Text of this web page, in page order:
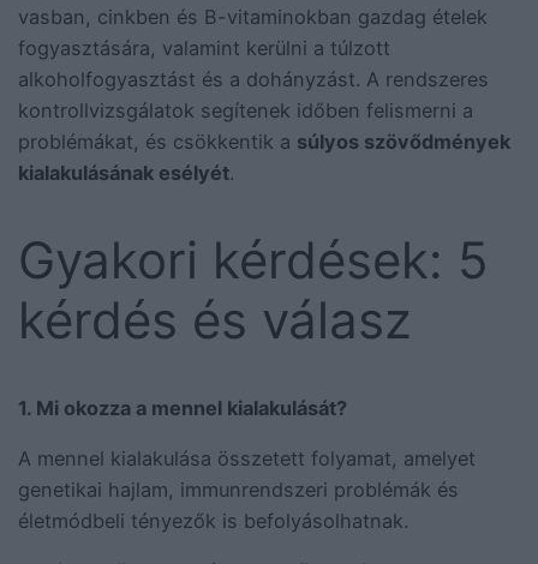
vasban, cinkben és B-vitaminokban gazdag ételek
fogyasztására, valamint kerülni a túlzott
alkoholfogyasztást és a dohányzást. A rendszeres
kontrollvizsgálatok segítenek időben felismerni a
problémákat, és csökkentik a súlyos szövődmények
kialakulásának esélyét.
Gyakori kérdések: 5
kérdés és válasz
1. Mi okozza a mennel kialakulását?
A mennel kialakulása összetett folyamat, amelyet
genetikai hajlam, immunrendszeri problémák és
életmódbeli tényezők is befolyásolhatnak.